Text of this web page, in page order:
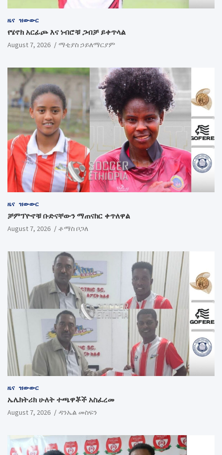
ዜና ዝውውር
የሄኖክ አርፊጮ እና ነብሮቹ ጋብቻ ይቀጥላል
August 7, 2026 ማቲያስ ኃይለማርያም
ዜና ዝውውር
ቻምፕዮኖቹ ቡድናቸውን ማጠናከር ቀጥለዋል
August 7, 2026 ቶማስ ቦጋለ
ዜና ዝውውር
ኤሌክትሪክ ሁለት ተጫዋቾች አስፈረመ
August 7, 2026 ዳንኤል መስፍን